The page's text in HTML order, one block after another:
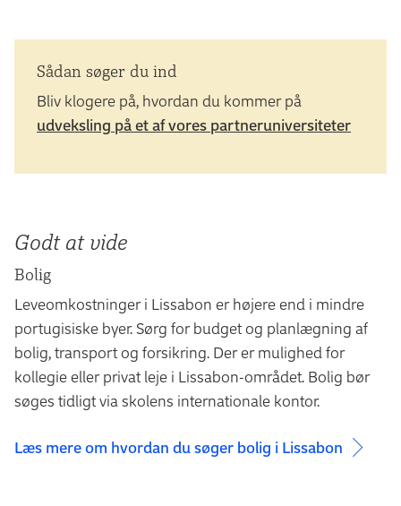
Sådan søger du ind
Bliv klogere på, hvordan du kommer på
udveksling på et af vores partneruniversiteter
Godt at vide
Bolig
Leveomkostninger i Lissabon er højere end i mindre
portugisiske byer. Sørg for budget og planlægning af
bolig, transport og forsikring. Der er mulighed for
kollegie eller privat leje i Lissabon-området. Bolig bør
søges tidligt via skolens internationale kontor.
Læs mere om hvordan du søger bolig i Lissabon